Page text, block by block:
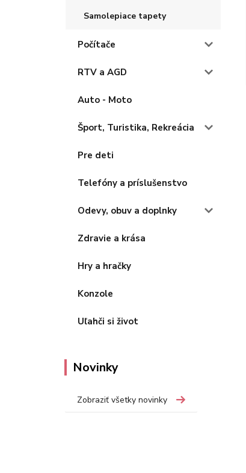
Samolepiace tapety
Počítače
RTV a AGD
Auto - Moto
Šport, Turistika, Rekreácia
Pre deti
Telefóny a príslušenstvo
Odevy, obuv a doplnky
Zdravie a krása
Hry a hračky
Konzole
Uľahči si život
Novinky
Zobraziť všetky novinky